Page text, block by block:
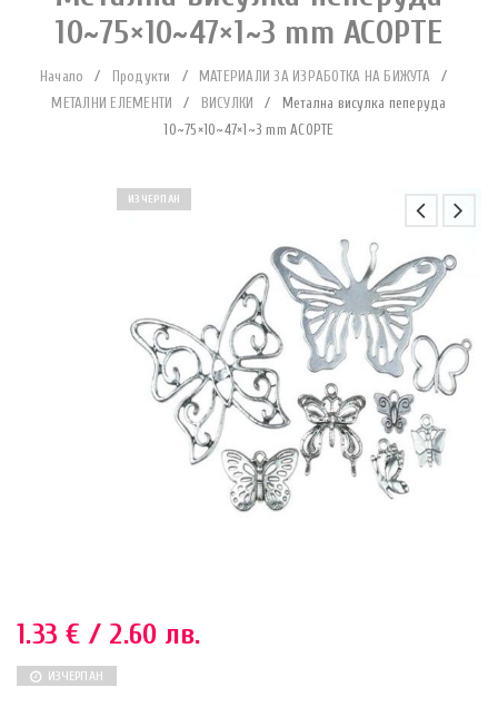
10~75×10~47×1~3 mm АСОРТЕ
Начало / Продукти / МАТЕРИАЛИ ЗА ИЗРАБОТКА НА БИЖУТА
/
МЕТАЛНИ ЕЛЕМЕНТИ
/ ВИСУЛКИ /
Метална висулка пеперуда
10~75×10~47×1~3 mm АСОРТЕ
ИЗЧЕРПАН
1.33€ / 2.60 лв.
ИЗЧЕРПАН